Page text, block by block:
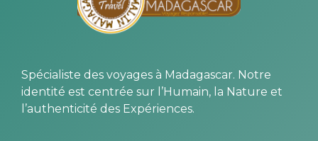
Spécialiste des voyages à Madagascar. Notre
identité est centrée sur l’Humain, la Nature et
l’authenticité des Expériences.